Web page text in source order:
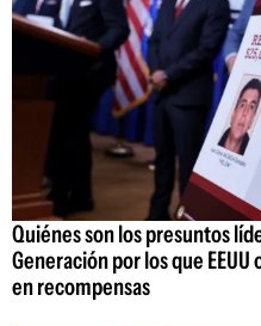
Quiénes son los presuntos
Generación por los que
en recompensas